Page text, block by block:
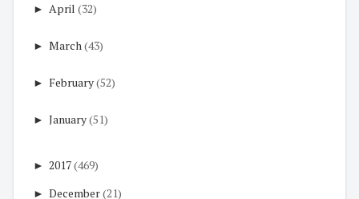
► April (32)
► March(43)
► February(52)
► January(51)
► 2017(469)
► December(21)